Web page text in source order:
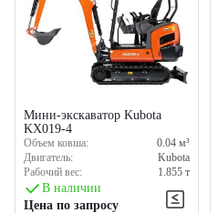
Мини-экскаватор Kubota
KX019-4
Объем ковша: 0.04 м³
Двигатель:
Kubota
Рабочий вес:
1.855 т
В наличии
Цена по запросу